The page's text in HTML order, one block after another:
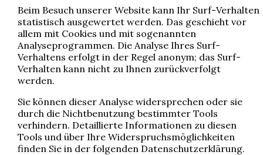
Beim Besuch unserer Website kann Ihr Surf-Verhalten
statistisch ausgewertet werden. Das geschieht vor
allem mit Cookies und mit sogenannten
Analyseprogrammen. Die Analyse Ihres Surf-
Verhaltens erfolgt in der Regel anonym; das Surf-
Verhalten kann nicht zu Ihnen zurückverfolgt
werden.
Sie können dieser Analyse widersprechen oder sie
durch die Nichtbenutzung bestimmter Tools
verhindern. Detaillierte Informationen zu diesen
Tools und über Ihre Widerspruchsmöglichkeiten
finden Sie in der folgenden Datenschutzerklärung.